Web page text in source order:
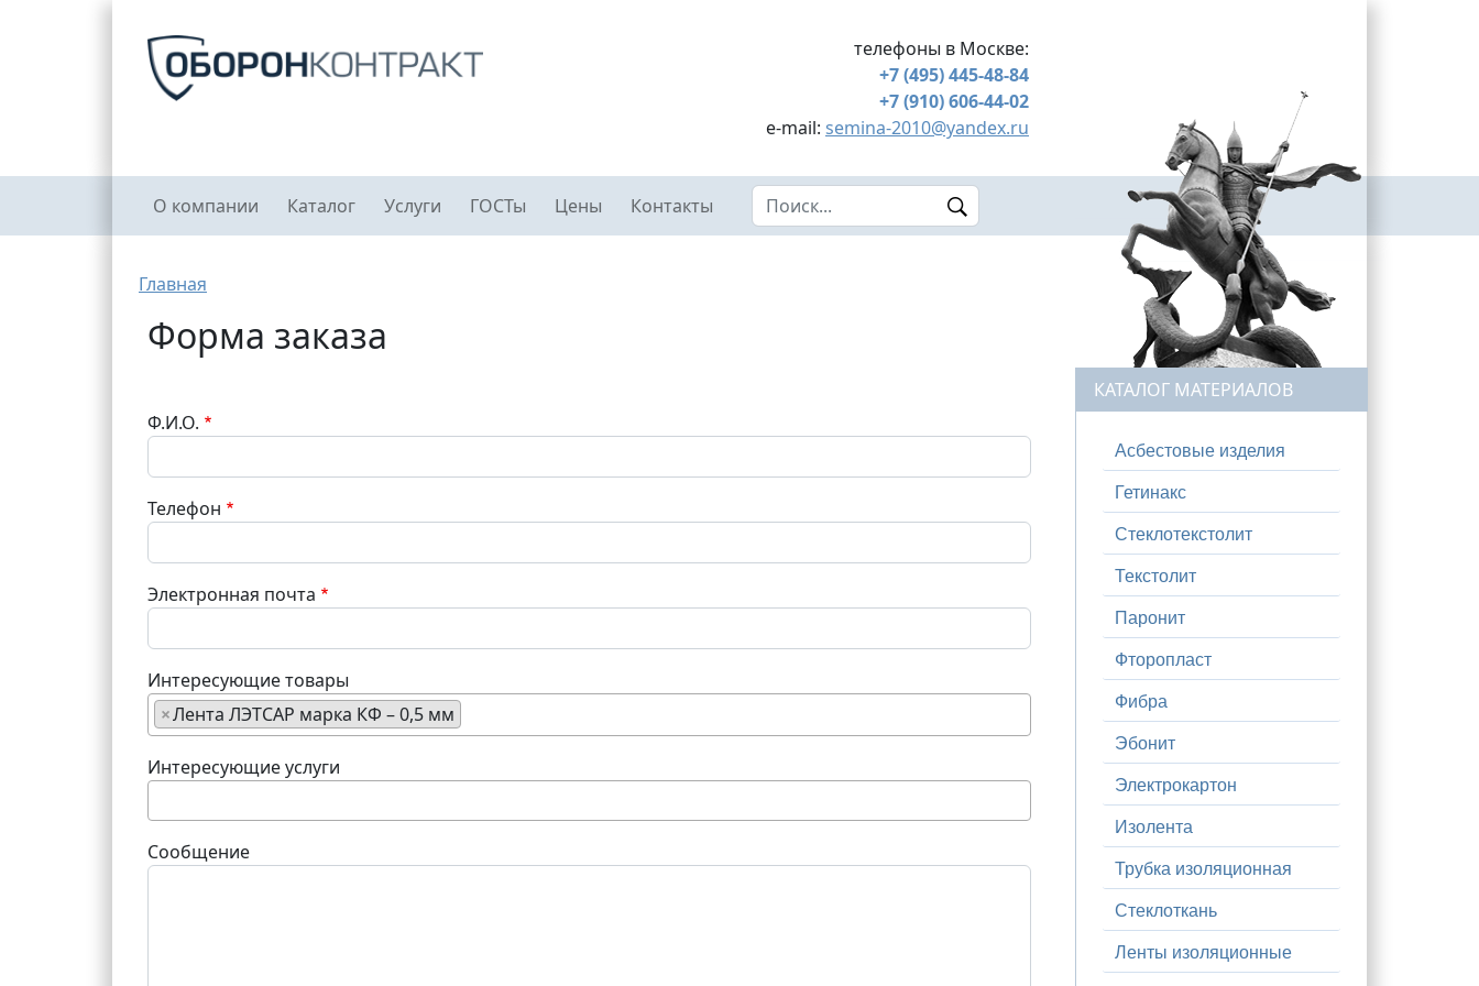
телефоны в Москве:
+7 (495) 445-48-84
+7 (910) 606-44-02
e-mail: semina-2010@yandex.ru
Главное меню
О компании Каталог Услуги ГОСТы Цены Контакты Search this site
Строка навигации
Главная
Форма заказа
Ф.И.О.
Телефон
Электронная почта
Интересующие товары
×Лента ЛЭТСАР марка КФ – 0,5 мм
Интересующие услуги
Сообщение
КАТАЛОГ МАТЕРИАЛОВ
Асбестовые изделия
Гетинакс
Стеклотекстолит
Текстолит
Паронит
Фторопласт
Фибра
Эбонит
Электрокартон
Изолента
Трубка изоляционная
Стеклоткань
Ленты изоляционные